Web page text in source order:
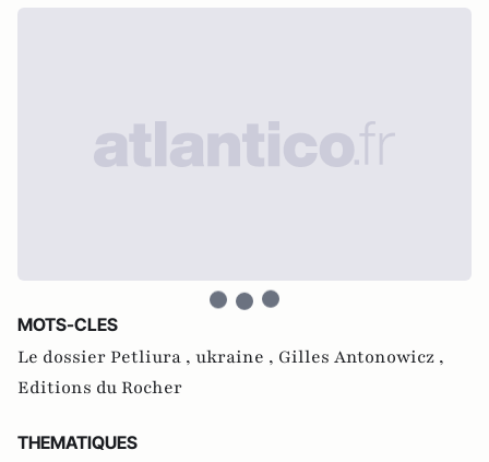
MOTS-CLES
Le dossier Petliura , ukraine , Gilles Antonowicz ,
Editions du Rocher
THEMATIQUES